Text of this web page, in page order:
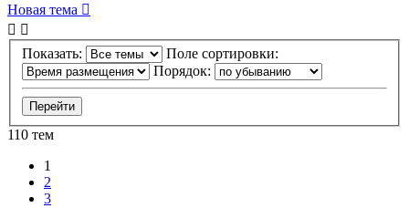
Новая тема
Показать:
Поле сортировки:
Порядок:
110 тем
1
2
3